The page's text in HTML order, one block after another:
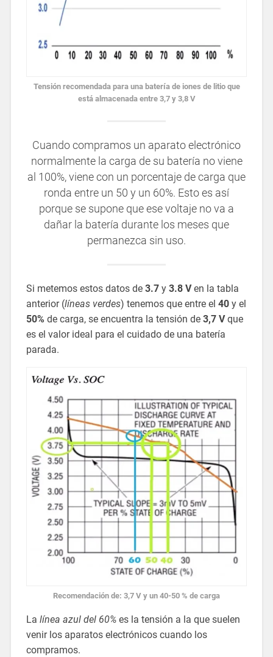
Tensión recomendada para una batería de iones de litio que
está almacenada entre 3,7 y 3,8 V
Cuando compramos un aparato electrónico
normalmente la carga de su batería no viene
al 100%, viene con un porcentaje de carga que
ronda entre un 50 y un 60%. Esto es así
porque se supone que ese voltaje no va a
dañar la batería durante los meses que
permanezca sin uso.
Si metemos estos datos de 3.7y 3.8 Ven la tabla
anterior (líneas verdes) tenemos que entre el 40y el
50% de carga, se encuentra la tensión de 3,7 Vque
es el valor ideal para el cuidado de una batería
parada.
Recomendación de: 3,7 V y un 40-50 % de carga
La línea azul del 60%es la tensión a la que suelen
venir los aparatos electrónicos cuando los
compramos.